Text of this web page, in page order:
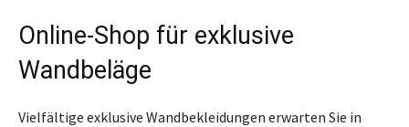
Online-Shop für exklusive
Wandbeläge
Vielfältige exklusive Wandbekleidungen erwarten Sie in